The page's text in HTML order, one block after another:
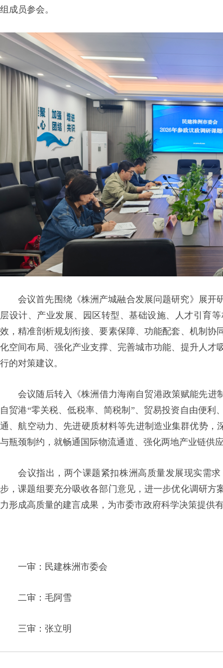
组成员参会。
会议首先围绕《株洲产城融合发展问题研究》展开
层设计、产业发展、园区转型、基础设施、人才引育
效，精准剖析规划衔接、要素保障、功能配套、机制
化空间布局、强化产业支撑、完善城市功能、提升人
行的对策建议。
会议随后转入《株洲借力海南自贸港政策赋能先进
自贸港“零关税、低税率、简税制”、贸易投资自由便
通、航空动力、先进硬质材料等先进制造业集群优势，
与瓶颈制约，就畅通国际物流通道、强化两地产业链供
会议指出，两个课题紧扣株洲高质量发展现实需
步，课题组要充分吸收各部门意见，进一步优化调研
力形成高质量的建言成果，为市委市政府科学决策提供
一审：民建株洲市委会
二审：毛阿雪
三审：张立明